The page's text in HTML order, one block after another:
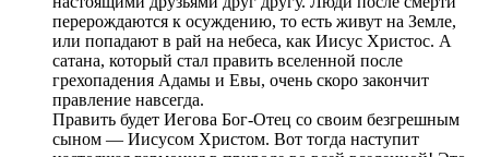
перерождаются к осуждению, то есть живут на Земле,
или попадают в рай на небеса, как Иисус Христос. А
сатана, который стал править вселенной после
грехопадения Адамы и Евы, очень скоро закончит
правление навсегда.
Править будет Иегова Бог-Отец со своим безгрешным
сыном — Иисусом Христом. Вот тогда наступит